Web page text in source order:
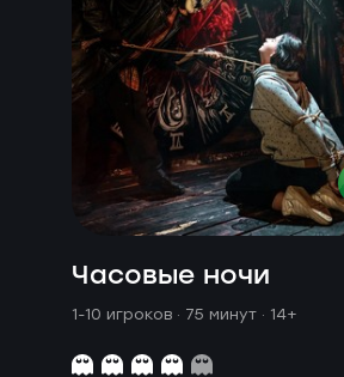
Часовые ночи
1-10 игроков · 75 минут · 14+